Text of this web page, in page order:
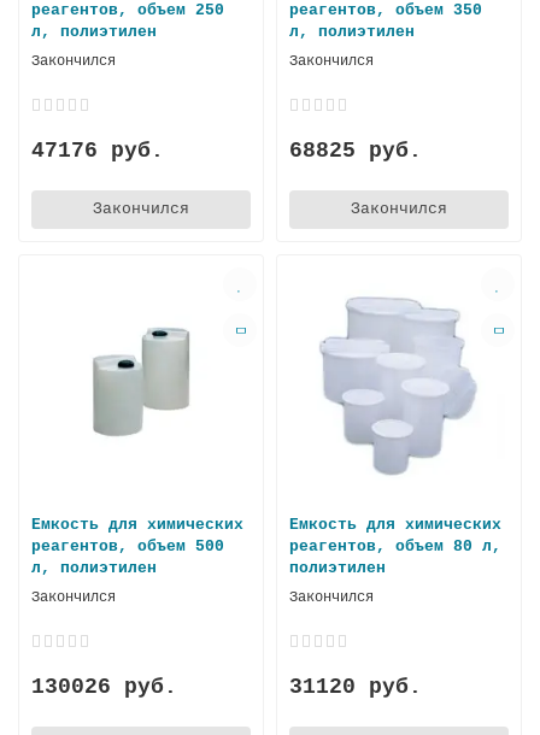
реагентов, объем 250
л, полиэтилен
Закончился
47176 руб.
Закончился
реагентов, объем 350
л, полиэтилен
Закончился
68825 руб.
Закончился
Емкость для химических
реагентов, объем 500
л, пoлиэтилен
Закончился
130026 руб.
Емкость для химических
реагентов, объем 80 л,
полиэтилен
Закончился
31120 руб.